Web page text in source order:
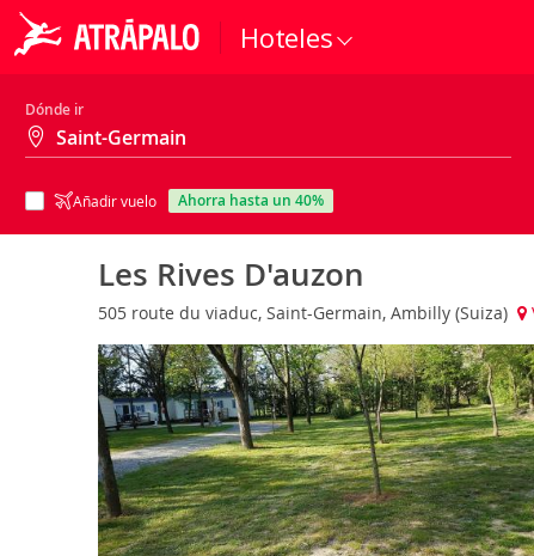
Hoteles
Dónde ir
Añadir vuelo ahorra hasta un 40%
Les Rives D'auzon
505 route du viaduc, Saint-Germain, Ambilly (Suiza)